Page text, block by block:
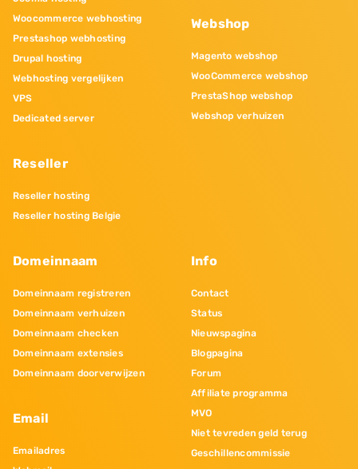
Woocommerce webhosting
Prestashop webhosting
Drupal hosting
Webhosting vergelijken
VPS
Dedicated server
Reseller
Reseller hosting
Reseller hosting Belgie
Webshop
Magento webshop
WooCommerce webshop
PrestaShop webshop
Webshop verhuizen
Domeinnaam
Domeinnaam registreren
Domeinnaam verhuizen
Domeinnaam checken
Domeinnaam extensies
Domeinnaam doorverwijzen
Email
Emailadres
Info
Contact
Status
Nieuwspagina
Blogpagina
Forum
Affiliate programma
MVO
Niet tevreden geld terug
Geschillencommissie